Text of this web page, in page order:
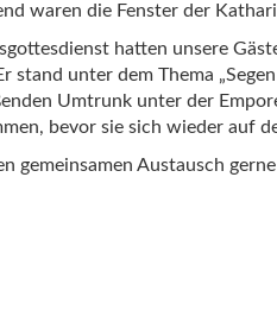
waren die Fenster der
hatten unsere
stand unter dem Thema
Umtrunk unter der
bevor sie sich wieder auf
gemeinsamen Austausch